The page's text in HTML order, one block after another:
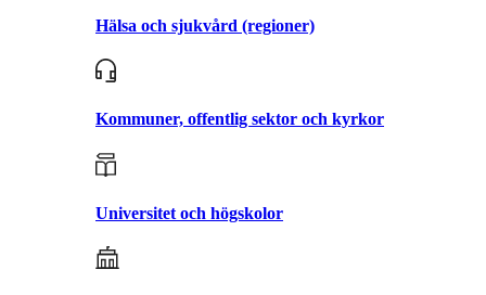
Hälsa och sjukvård (regioner)
Kommuner, offentlig sektor och kyrkor
Universitet och högskolor